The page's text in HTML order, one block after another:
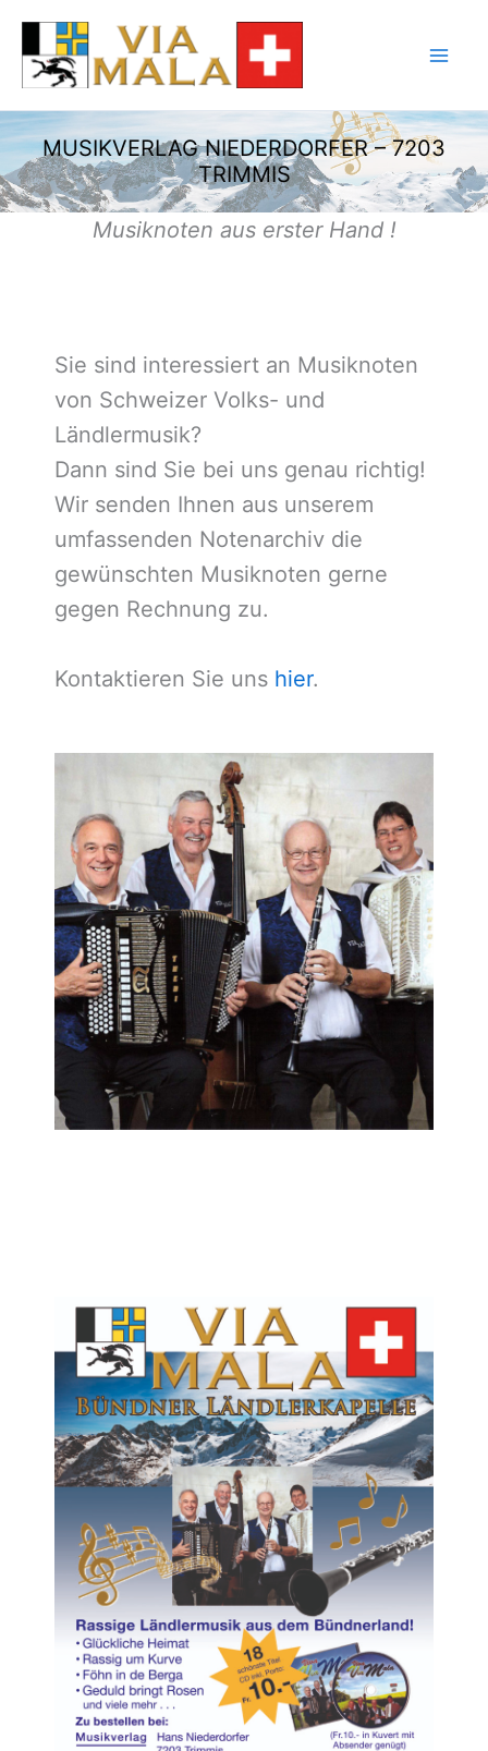
Zum
Inhalt
springen
MUSIKVERLAG NIEDERDORFER – 7203
TRIMMIS
Musiknoten aus erster Hand !
Sie sind interessiert an Musiknoten
von Schweizer Volks- und
Ländlermusik?
Dann sind Sie bei uns genau richtig!
Wir senden Ihnen aus unserem
umfassenden Notenarchiv die
gewünschten Musiknoten gerne
gegen Rechnung zu.
Kontaktieren Sie uns hier.